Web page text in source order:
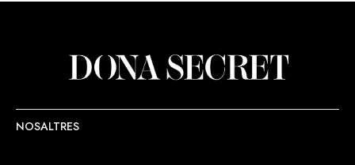
NOSALTRES